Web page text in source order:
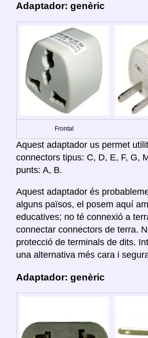
Adaptador: genèric
Frontal
Aquest adaptador us permet
connectors tipus: C, D, E, F, G,
punts: A, B.
Aquest adaptador és
alguns països, el posem aquí
educatives; no té connexió a
connectar connectors de terra.
protecció de terminals de dits.
una alternativa més cara i
Adaptador: genèric